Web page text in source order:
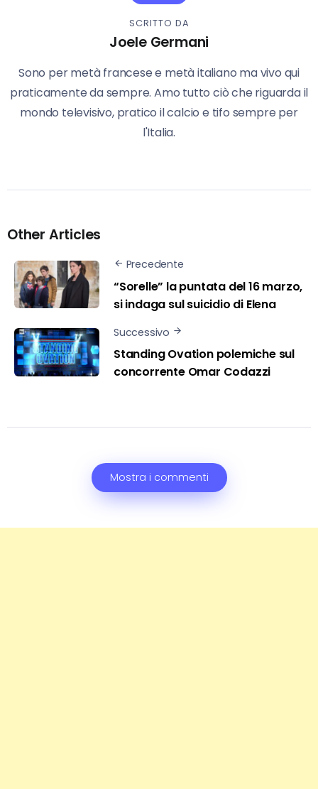
SCRITTO DA
Joele Germani
Sono per metà francese e metà italiano ma vivo qui
praticamente da sempre. Amo tutto ciò che riguarda il
mondo televisivo, pratico il calcio e tifo sempre per
l'Italia.
Other Articles
Precedente
“Sorelle” la puntata del 16 marzo,
si indaga sul suicidio di Elena
Successivo
Standing Ovation polemiche sul
concorrente Omar Codazzi
Mostra i commenti